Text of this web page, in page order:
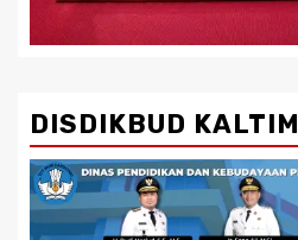
DISDIKBUD KALTIM